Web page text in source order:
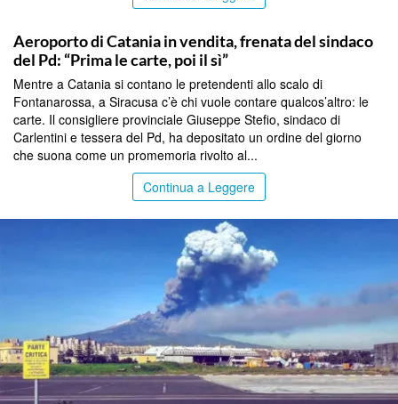
Aeroporto di Catania in vendita, frenata del sindaco
del Pd: “Prima le carte, poi il sì”
Mentre a Catania si contano le pretendenti allo scalo di
Fontanarossa, a Siracusa c’è chi vuole contare qualcos’altro: le
carte. Il consigliere provinciale Giuseppe Stefio, sindaco di
Carlentini e tessera del Pd, ha depositato un ordine del giorno
che suona come un promemoria rivolto al...
Continua a Leggere